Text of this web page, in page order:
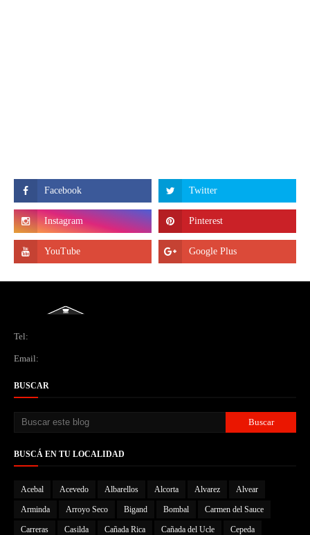
Tel:
Email:
BUSCAR
BUSCÁ EN TU LOCALIDAD
Acebal Acevedo Albarellos Alcorta Alvarez Alvear
Arminda Arroyo Seco Bigand Bombal Carmen del Sauce
Carreras Casilda Cañada Rica Cañada del Ucle Cepeda